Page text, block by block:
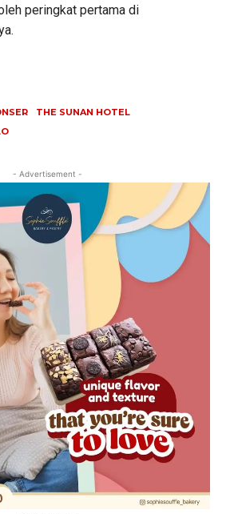
peringkat pertama di
THE SUNAN HOTEL
- Advertisement -